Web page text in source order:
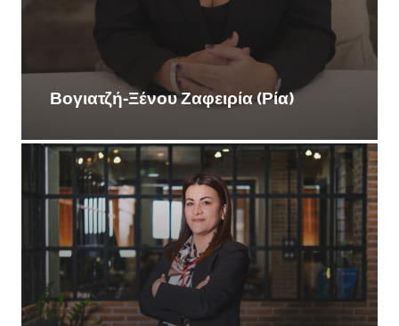
Βογιατζή-Ξένου Ζαφειρία (Ρία)